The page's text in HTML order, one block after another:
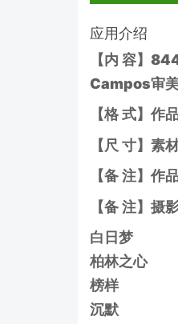
应用介绍
【内 容】
Campos审美
【格 式】作
【尺 寸】素
【备 注】作
【备 注】摄
白日梦
柏林之心
榜样
沉默